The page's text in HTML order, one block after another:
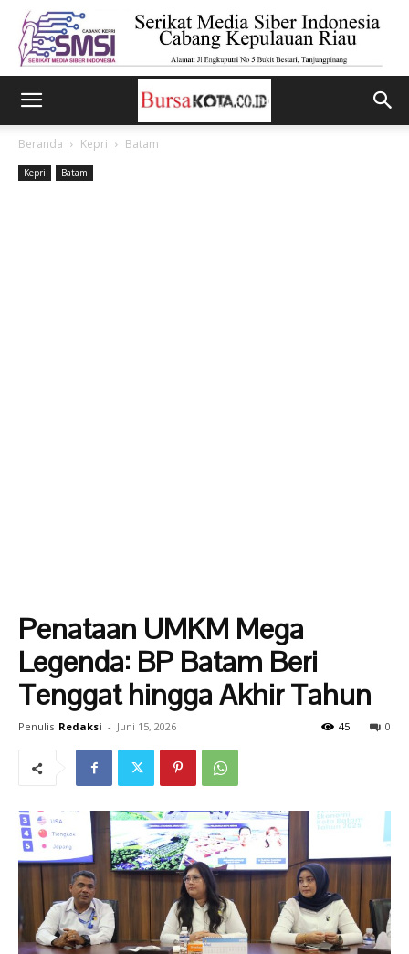
Beranda Kepri Batam
Kepri Batam
Penataan UMKM Mega
Legenda: BP Batam Beri
Tenggat hingga Akhir Tahun
Penulis Redaksi - Juni 15, 2026 0
45